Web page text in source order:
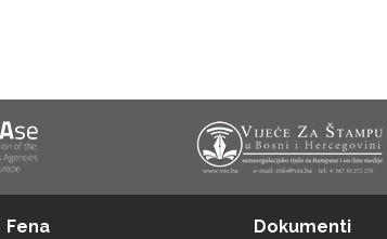
Fena Dokumenti